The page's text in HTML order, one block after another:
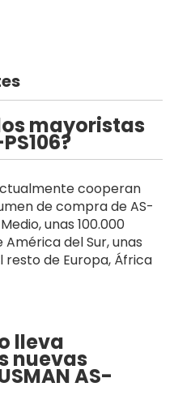
mayoristas
cooperan
de compra de AS-
unas 100.000
América del Sur, unas
resto de Europa, África
lleva
nuevas
AS-